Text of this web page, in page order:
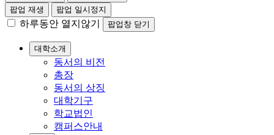
팝업 재생
팝업 일시정지
하루동안 열지않기 팝업창 닫기
대학소개
동서의 비전
총장
동서의 상징
대학기구
학교법인
캠퍼스안내